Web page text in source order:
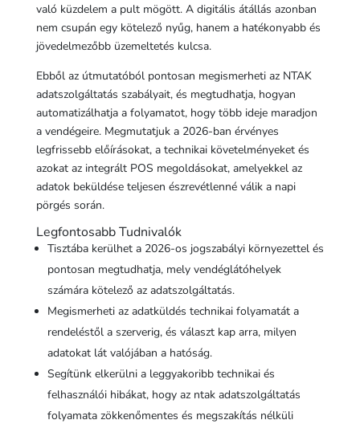
való küzdelem a pult mögött. A digitális átállás azonban
nem csupán egy kötelező nyűg, hanem a hatékonyabb és
jövedelmezőbb üzemeltetés kulcsa.
Ebből az útmutatóból pontosan megismerheti az NTAK
adatszolgáltatás szabályait, és megtudhatja, hogyan
automatizálhatja a folyamatot, hogy több ideje maradjon
a vendégeire. Megmutatjuk a 2026-ban érvényes
legfrissebb előírásokat, a technikai követelményeket és
azokat az integrált POS megoldásokat, amelyekkel az
adatok beküldése teljesen észrevétlenné válik a napi
pörgés során.
Legfontosabb Tudnivalók
Tisztába kerülhet a 2026-os jogszabályi környezettel és
pontosan megtudhatja, mely vendéglátóhelyek
számára kötelező az adatszolgáltatás.
Megismerheti az adatküldés technikai folyamatát a
rendeléstől a szerverig, és választ kap arra, milyen
adatokat lát valójában a hatóság.
Segítünk elkerülni a leggyakoribb technikai és
felhasználói hibákat, hogy az ntak adatszolgáltatás
folyamata zökkenőmentes és megszakítás nélküli